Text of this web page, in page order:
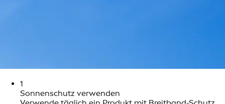
1
Sonnenschutz verwenden